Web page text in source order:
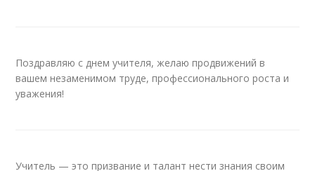
Поздравляю с днем учителя, желаю продвижений в
вашем незаменимом труде, профессионального роста и
уважения!
Учитель — это призвание и талант нести знания своим